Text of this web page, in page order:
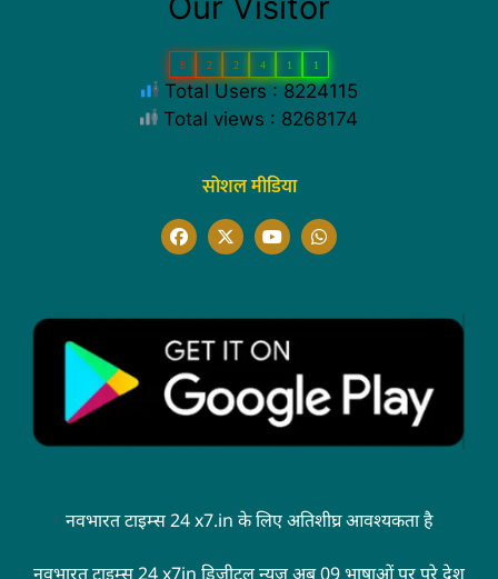
8 2 2 4 1 1
Total Users : 8224115
Total views : 8268174
सोशल मीडिया
नवभारत टाइम्स 24 x7.in के लिए अतिशीघ्र आवश्यकता है
नवभारत टाइम्स 24 x7in डिजीटल न्यूज़ अब 09 भाषाओं पर पूरे देश